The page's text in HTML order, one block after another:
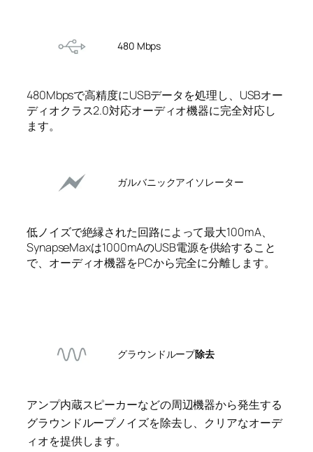
480 Mbps
480Mbpsで高精度にUSBデータを処理し、USBオー
ディオクラス2.0対応オーディオ機器に完全対応し
ます。
ガルバニックアイソレーター
低ノイズで絶縁された回路によって最大100mA、
SynapseMaxは1000mAのUSB電源を供給すること
で、オーディオ機器をPCから完全に分離します。
グラウンドループ除去
アンプ内蔵スピーカーなどの周辺機器から発生する
グラウンドループノイズを除去し、クリアなオーデ
ィオを提供します。